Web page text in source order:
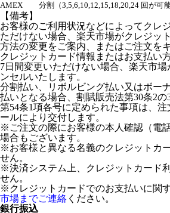
AMEX
分割（3,5,6,10,12,15,18,20,24 回が可
【備考】
お客様のご利用状況などによってクレ
ただけない場合、楽天市場がクレジッ
方法の変更をご案内、またはご注文を
クレジットカード情報またはお支払い
7日間変更いただけない場合、楽天市
ンセルいたします。
分割払い、リボルビング払い又はボー
払いとなる場合、割賦販売法第30条2の
第54条1項各号に定められた事項は、
ールにより交付します。
※ご注文の際にお客様の本人確認（電
場合もございます。
※お客様と異なる名義のクレジットカ
せん。
※決済システム上、クレジットカード
せん。
※クレジットカードでのお支払いに関
市場までご連絡 ください。
銀行振込